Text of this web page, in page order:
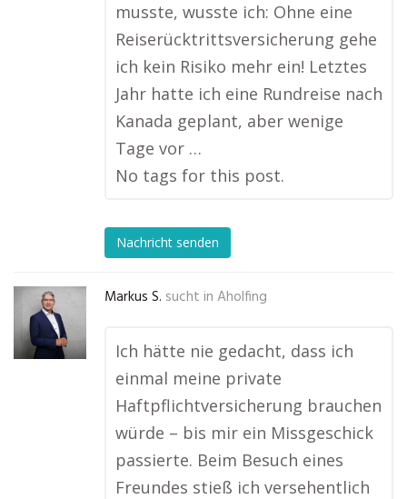
musste, wusste ich: Ohne eine
Reiserücktrittsversicherung gehe
ich kein Risiko mehr ein! Letztes
Jahr hatte ich eine Rundreise nach
Kanada geplant, aber wenige
Tage vor …
No tags for this post.
Nachricht senden
Markus S. sucht in Aholfing
Ich hätte nie gedacht, dass ich
einmal meine private
Haftpflichtversicherung brauchen
würde – bis mir ein Missgeschick
passierte. Beim Besuch eines
Freundes stieß ich versehentlich